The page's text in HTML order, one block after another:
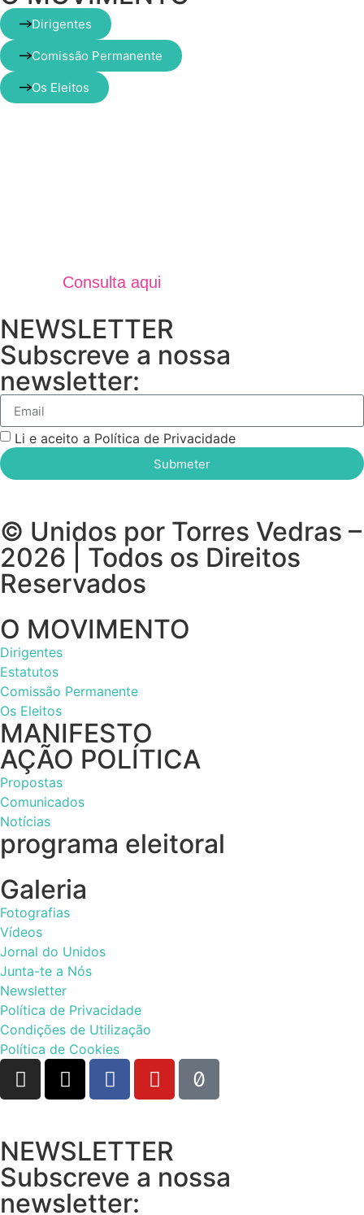
Dirigentes
Comissão Permanente
Os Eleitos
Consulta aqui
NEWSLETTER
Subscreve a nossa
newsletter:
Li e aceito a Política de Privacidade
Submeter
© Unidos por Torres Vedras –
2026 | Todos os Direitos
Reservados
O MOVIMENTO
Dirigentes
Estatutos
Comissão Permanente
Os Eleitos
MANIFESTO
AÇÃO POLÍTICA
Propostas
Comunicados
Notícias
programa eleitoral
Galeria
Fotografias
Vídeos
Jornal do Unidos
Junta-te a Nós
Newsletter
Política de Privacidade
Condições de Utilização
Política de Cookies
NEWSLETTER
Subscreve a nossa
newsletter: